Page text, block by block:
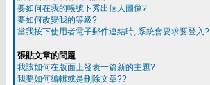
要如何在我的帳號下秀出個人圖像?
要如何改變我的等級?
當我按下使用者電子郵件連結時, 系統會要求要登入?
張貼文章的問題
我該如何在版面上發表一篇新的主題?
我要如何編輯或是刪除文章??